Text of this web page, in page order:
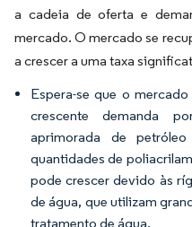
a cadeia de oferta e
mercado. O mercado se
a crescer a uma taxa
Espera-se que o
crescente demanda
aprimorada de
quantidades de
pode crescer devido às
de água, que utilizam
tratamento de água.